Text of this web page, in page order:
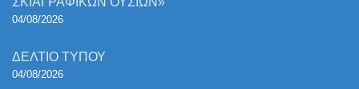
04/08/2026
ΔΕΛΤΙΟ ΤΥΠΟΥ
04/08/2026